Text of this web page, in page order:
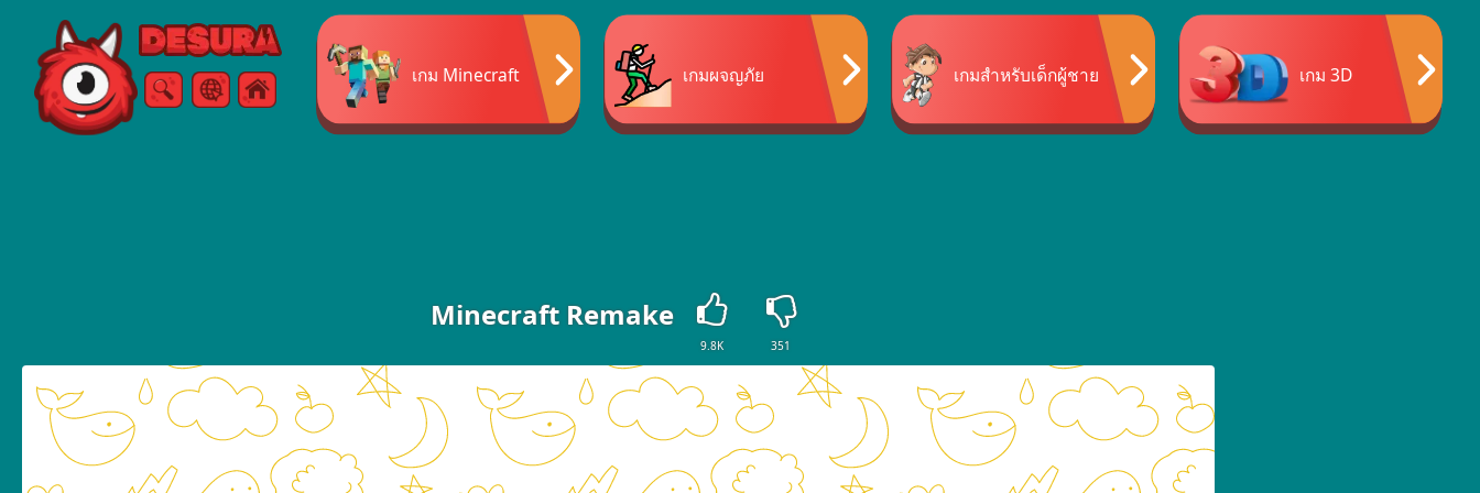
Free Online Games
ค้นหา เมนู
เกม Minecraft เกมผจญภัย เกมสำหรับเด็กผู้ชาย เกม 3D
Minecraft Remake
9.8K 351